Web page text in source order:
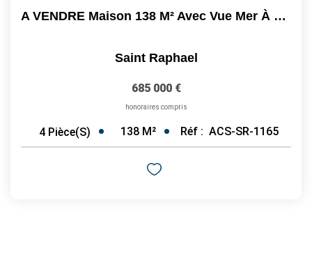
A VENDRE Maison 138 M² Avec Vue Mer À Saint-Raphaël...
Saint Raphael
685 000 €
honoraires compris
4 Pièce(s) 138 M² Réf : ACS-SR-1165